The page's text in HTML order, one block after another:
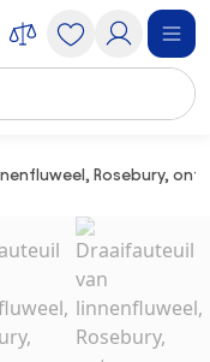
Rosebury,